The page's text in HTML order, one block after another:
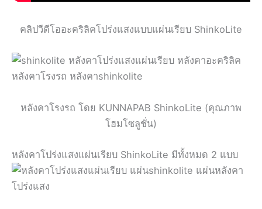
คลิปวีดีโออะคริลิคโปร่งแสงแบบแผ่นเรียบ ShinkoLite
หลังคาโรงรถ โดย KUNNAPAB ShinkoLite (คุณภาพ
โฮมโซลูชั่น)
หลังคาโปร่งแสงแผ่นเรียบ ShinkoLite มีทั้งหมด 2 แบบ